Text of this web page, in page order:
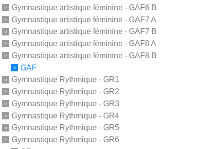
Gymnastique artistique féminine - GAF6 B
Gymnastique artistique féminine - GAF7 A
Gymnastique artistique féminine - GAF7 B
Gymnastique artistique féminine - GAF8 A
Gymnastique artistique féminine - GAF8 B
GAF
Gymnastique Rythmique - GR1
Gymnastique Rythmique - GR2
Gymnastique Rythmique - GR3
Gymnastique Rythmique - GR4
Gymnastique Rythmique - GR5
Gymnastique Rythmique - GR6